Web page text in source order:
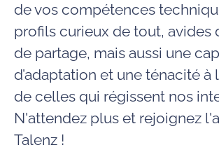
de vos compétences
profils curieux de tout, avides
de partage, mais aussi une
d’adaptation et une ténacité à
de celles qui régissent nos
N'attendez plus et rejoignez
Talenz !